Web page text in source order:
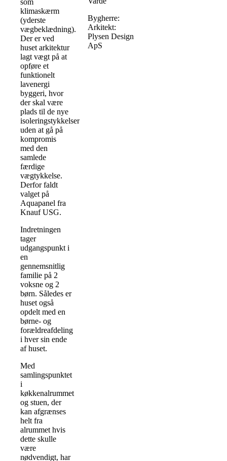
klimaskærm
(yderste
vægbeklædning).
Der er ved
huset arkitektur
lagt vægt på at
opføre et
funktionelt
lavenergi
byggeri, hvor
der skal være
plads til de nye
isoleringstykkelser
uden at gå på
kompromis
med den
samlede
færdige
vægtykkelse.
Derfor faldt
valget på
Aquapanel fra
Knauf USG.
Indretningen
tager
udgangspunkt i
en
gennemsnitlig
familie på 2
voksne og 2
børn. Således er
huset også
opdelt med en
børne- og
forældreafdeling
i hver sin ende
af huset.
Med
samlingspunktet
i
køkkenalrummet
og stuen, der
kan afgrænses
helt fra
alrummet hvis
dette skulle
være
nødvendigt, har
Bygherre:
Arkitekt:
Plysen Design
ApS